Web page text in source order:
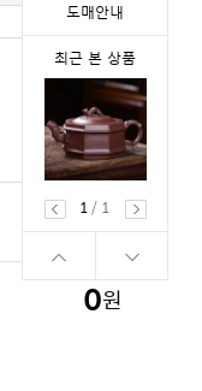
도매안내
최근 본 상품
1
/ 1
0원